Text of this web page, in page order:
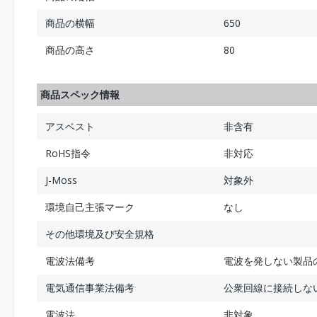
商品の横幅
650
商品の高さ
80
商品スペック情報
アスベスト
非含有
RoHS指令
非対応
J-Moss
対象外
環境自己主張マーク
なし
その他環境及び安全規格
電波法備考
電波を発しない製品
電気通信事業法備考
公衆回線に接続しな